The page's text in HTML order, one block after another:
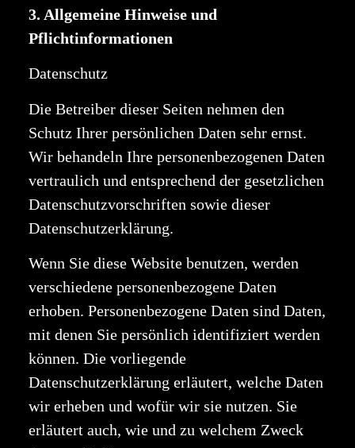
3. Allgemeine Hinweise und
Pflichtinformationen
Datenschutz
Die Betreiber dieser Seiten nehmen den
Schutz Ihrer persönlichen Daten sehr ernst.
Wir behandeln Ihre personenbezogenen Daten
vertraulich und entsprechend der gesetzlichen
Datenschutzvorschriften sowie dieser
Datenschutzerklärung.
Wenn Sie diese Website benutzen, werden
verschiedene personenbezogene Daten
erhoben. Personenbezogene Daten sind Daten,
mit denen Sie persönlich identifiziert werden
können. Die vorliegende
Datenschutzerklärung erläutert, welche Daten
wir erheben und wofür wir sie nutzen. Sie
erläutert auch, wie und zu welchem Zweck